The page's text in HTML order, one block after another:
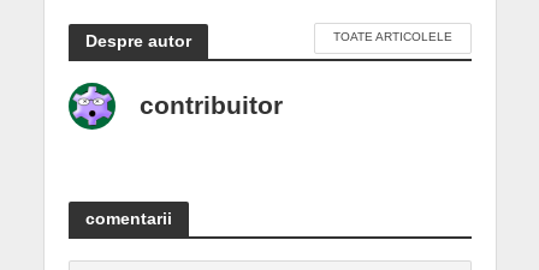
Despre autor TOATE ARTICOLELE
contribuitor
comentarii